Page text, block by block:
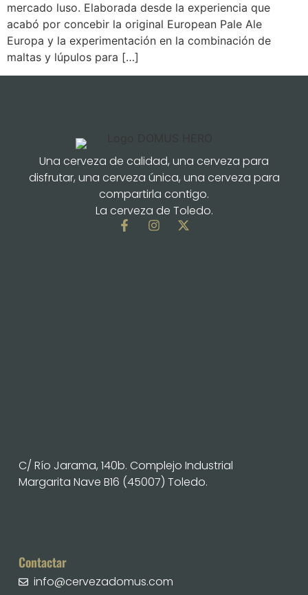
mercado luso. Elaborada desde la experiencia que
acabó por concebir la original European Pale Ale
Europa y la experimentación en la combinación de
maltas y lúpulos para […]
Una cerveza de calidad, una cerveza para
disfrutar, una cerveza única, una cerveza para
compartirla contigo.
La cerveza de Toledo.
Contactar
info@cervezadomus.com
C/ Río Jarama, 140b. Complejo Industrial
Margarita Nave B16 (45007) Toledo.